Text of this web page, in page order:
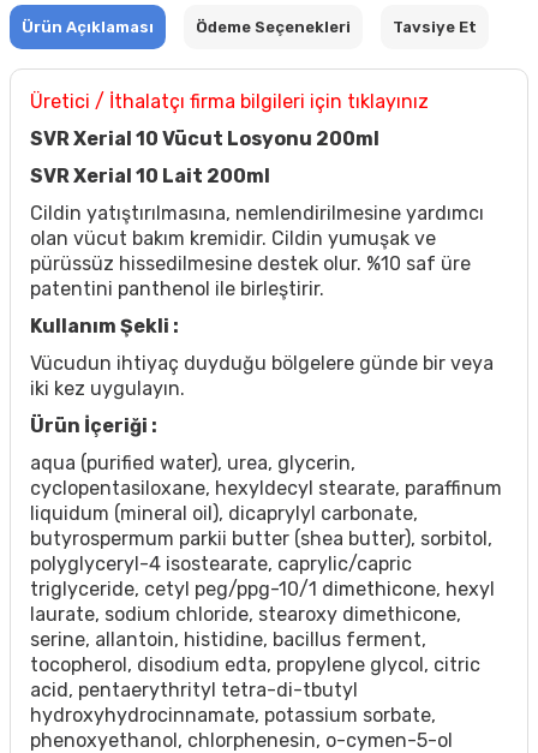
Ürün Açıklaması Ödeme Seçenekleri Tavsiye Et
Üretici / İthalatçı firma bilgileri için tıklayınız
SVR Xerial 10 Vücut Losyonu 200ml
SVR Xerial 10 Lait 200ml
Cildin yatıştırılmasına, nemlendirilmesine yardımcı
olan vücut bakım kremidir. Cildin yumuşak ve
pürüssüz hissedilmesine destek olur. %10 saf üre
patentini panthenol ile birleştirir.
Kullanım Şekli :
Vücudun ihtiyaç duyduğu bölgelere günde bir veya
iki kez uygulayın.
Ürün İçeriği :
aqua (purified water), urea, glycerin,
cyclopentasiloxane, hexyldecyl stearate, paraffinum
liquidum (mineral oil), dicaprylyl carbonate,
butyrospermum parkii butter (shea butter), sorbitol,
polyglyceryl-4 isostearate, caprylic/capric
triglyceride, cetyl peg/ppg-10/1 dimethicone, hexyl
laurate, sodium chloride, stearoxy dimethicone,
serine, allantoin, histidine, bacillus ferment,
tocopherol, disodium edta, propylene glycol, citric
acid, pentaerythrityl tetra-di-tbutyl
hydroxyhydrocinnamate, potassium sorbate,
phenoxyethanol, chlorphenesin, o-cymen-5-ol